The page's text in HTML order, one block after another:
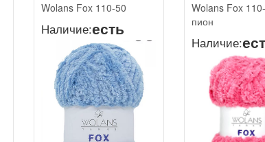
Wolans Fox 110-50
Наличие:есть
Wolans Fox
пион
Наличие: